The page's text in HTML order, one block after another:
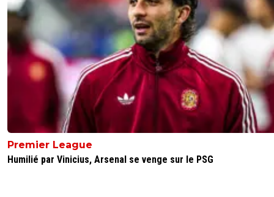
Premier League
Humilié par Vinicius, Arsenal se venge sur le PSG